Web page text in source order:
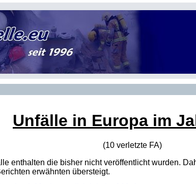
Unfälle in Europa im
(10 verletzte FA)
enthalten die bisher nicht veröffentlicht wurden.
erwähnten übersteigt.